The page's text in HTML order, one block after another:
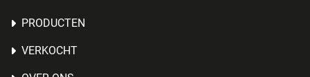
PRODUCTEN
VERKOCHT